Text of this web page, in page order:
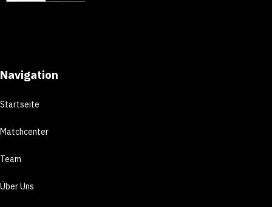
Navigation
Startseite
Matchcenter
Team
Über Uns